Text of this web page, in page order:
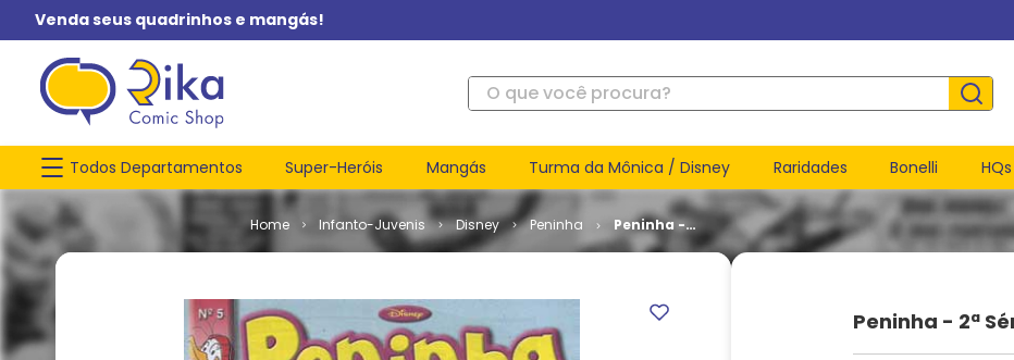
Venda seus quadrinhos e mangás!
O que você procura?
Todos Departamentos Super-Heróis Mangás Turma da Mônica / Disney Raridades Bonelli
Infanto-Juvenis Disney Peninha
Peninha -
2ª Série #
Peninha - 2ª